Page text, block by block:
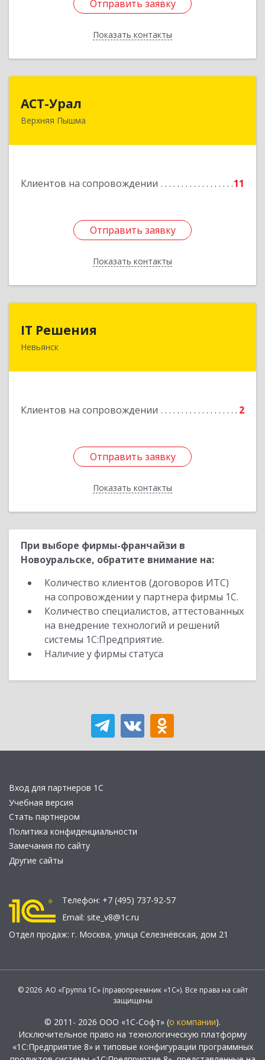
Отправить заявку
Показать контакты
Отправить заявку
Назад
АСТ-Урал
Верхняя Пышма
Клиентов на сопровождении 11
Отправить заявку
Показать контакты
624090, Свердловская обл, Верхняя Пышма г,
Отправить заявку
Назад
IT Решения
Невьянск
Клиентов на сопровождении 2
Отправить заявку
Показать контакты
Отправить заявку
Назад
При выборе фирмы-франчайзи в
Новоуральске, обратите внимание на:
Количество клиентов (договоров ИТС)
на сопровождении у партнера фирмы 1С.
Количество специалистов, аттестованных
на внедрение технологий и решений
системы 1С:Предприятие.
Наличие у фирмы статуса
Вход для партнеров 1С
Учебная версия
Стать партнером
Политика конфиденциальности
Замечания по сайту
Другие сайты
Телефон: +7 (495) 737-92-57
Email: site_v8@1c.ru
Отдел продаж: г. Москва, улица Селезнёвская, дом 21
© 2026 АО «Группа 1С» (правопреемник «1С»). Все права на сайт
защищены
© 2011- 2026 ООО «1С-Софт» (о компании).
Исключительное право на технологическую платформу
«1С:Предприятие 8» и типовые конфигурации программных